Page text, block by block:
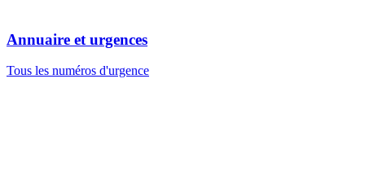
Annuaire et urgences
Tous les numéros d'urgence